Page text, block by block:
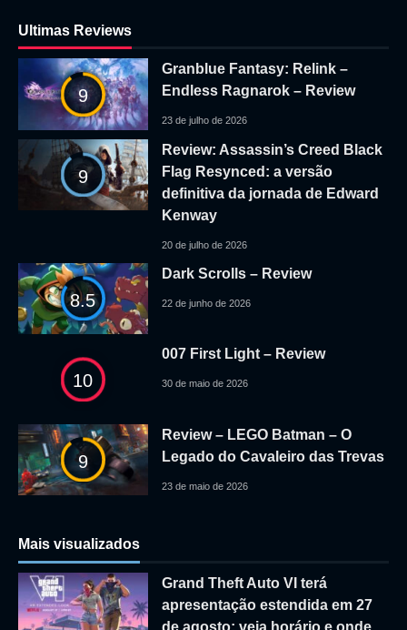
Ultimas Reviews
9
Granblue Fantasy: Relink –
Endless Ragnarok – Review
23 de julho de 2026
9
Review: Assassin’s Creed Black
Flag Resynced: a versão
definitiva da jornada de Edward
Kenway
20 de julho de 2026
8.5
Dark Scrolls – Review
22 de junho de 2026
10
007 First Light – Review
30 de maio de 2026
9
Review – LEGO Batman – O
Legado do Cavaleiro das Trevas
23 de maio de 2026
Mais visualizados
Grand Theft Auto VI terá
apresentação estendida em 27
de agosto; veja horário e onde